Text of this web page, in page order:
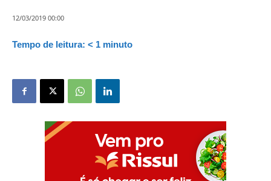
12/03/2019 00:00
Tempo de leitura: < 1 minuto